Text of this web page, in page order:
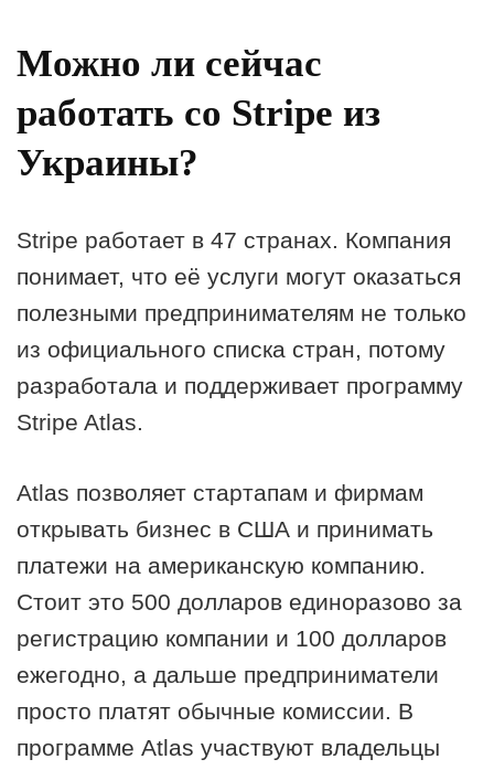
Можно ли сейчас
работать со Stripe из
Украины?
Stripe работает в 47 странах. Компания
понимает, что её услуги могут оказаться
полезными предпринимателям не только
из официального списка стран, потому
разработала и поддерживает программу
Stripe Atlas.
Atlas позволяет стартапам и фирмам
открывать бизнес в США и принимать
платежи на американскую компанию.
Стоит это 500 долларов единоразово за
регистрацию компании и 100 долларов
ежегодно, а дальше предприниматели
просто платят обычные комиссии. В
программе Atlas участвуют владельцы